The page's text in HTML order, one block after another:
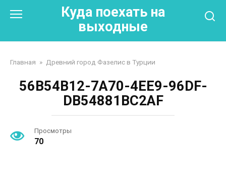
Куда поехать на
выходные
Главная » Древний город Фазелис в Турции
56B54B12-7A70-4EE9-96DF-
DB54881BC2AF
Просмотры
70